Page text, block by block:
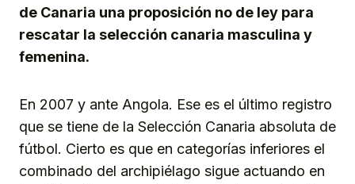
de Canaria una proposición no de ley para
rescatar la selección canaria masculina y
femenina.
En 2007 y ante Angola. Ese es el último registro
que se tiene de la Selección Canaria absoluta de
fútbol. Cierto es que en categorías inferiores el
combinado del archipiélago sigue actuando en